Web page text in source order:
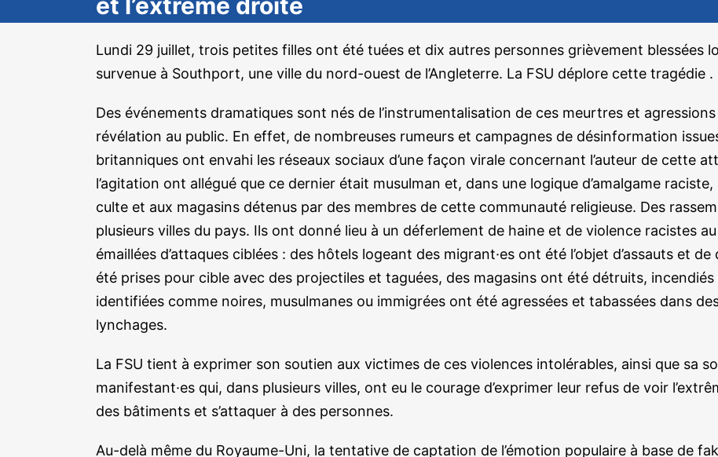
Lundi 29 juillet, trois petites filles ont été tuées et dix autres personnes grièvement blessées
survenue à Southport, une ville du nord-ouest de l’Angleterre. La FSU déplore cette tragédie .
Des événements dramatiques sont nés de l’instrumentalisation de ces meurtres et
révélation au public. En effet, de nombreuses rumeurs et campagnes de désinformation
britanniques ont envahi les réseaux sociaux d’une façon virale concernant l’auteur de cette
l’agitation ont allégué que ce dernier était musulman et, dans une logique d’amalgame
culte et aux magasins détenus par des membres de cette communauté religieuse. Des
plusieurs villes du pays. Ils ont donné lieu à un déferlement de haine et de violence racistes
émaillées d’attaques ciblées : des hôtels logeant des migrant·es ont été l’objet d’assauts et
été prises pour cible avec des projectiles et taguées, des magasins ont été détruits,
identifiées comme noires, musulmanes ou immigrées ont été agressées et tabassées dans
lynchages.
La FSU tient à exprimer son soutien aux victimes de ces violences intolérables, ainsi que sa
manifestant·es qui, dans plusieurs villes, ont eu le courage d’exprimer leur refus de voir
des bâtiments et s’attaquer à des personnes.
Au-delà même du Royaume-Uni, la tentative de captation de l’émotion populaire à base de